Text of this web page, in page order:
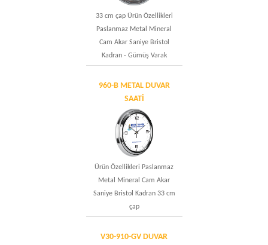
33 cm çap Ürün Özellikleri
Paslanmaz Metal Mineral
Cam Akar Saniye Bristol
Kadran - Gümüş Varak
960-B METAL DUVAR
SAATİ
Ürün Özellikleri Paslanmaz
Metal Mineral Cam Akar
Saniye Bristol Kadran 33 cm
çap
V30-910-GV DUVAR